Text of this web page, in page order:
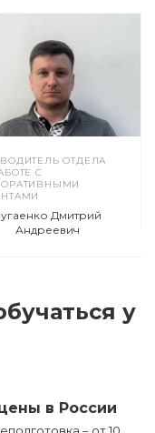
ОТДЕЛА
С
Дмитрий
Андреевич
у
в России